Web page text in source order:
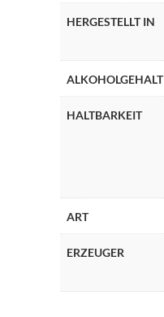
HERGESTELLT IN
ALKOHOLGEHALT
HALTBARKEIT
ART
ERZEUGER